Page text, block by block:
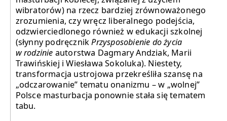
wibratorów) na rzecz bardziej zrównoważonego
zrozumienia, czy wręcz liberalnego podejścia,
odzwierciedlonego również w edukacji szkolnej
(słynny podręcznikPrzysposobienie do życia
w rodzinie autorstwa Dagmary Andziak, Marii
Trawińskiej i Wiesława Sokoluka). Niestety,
transformacja ustrojowa przekreśliła szansę na
„odczarowanie” tematu onanizmu – w „wolnej”
Polsce masturbacja ponownie stała się tematem
tabu.